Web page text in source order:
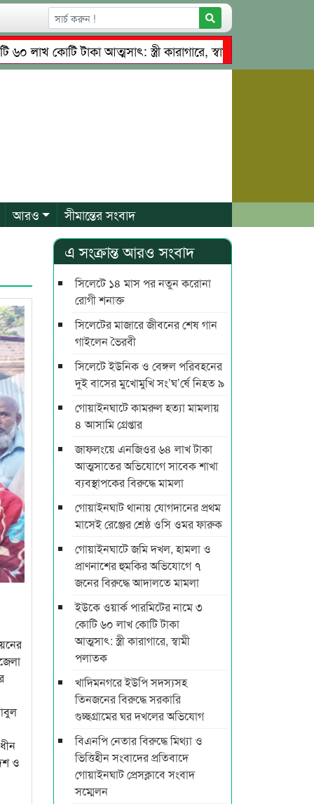
টাকা আত্মসাৎ: স্ত্রী কারাগারে, স্বামী পলাতক
চাঁদাবাজি ও শ্রমিকদের মারধর
নগরীতে কোটি টাকার
আরও সীমান্তের সংবাদ
ও
এ সংক্রান্ত আরও সংবাদ
সিলেটে ১৪ মাস পর নতুন করোনা
রোগী শনাক্ত
সিলেটের মাজারে জীবনের শেষ গান
গাইলেন ভৈরবী
সিলেটে ইউনিক ও বেঙ্গল পরিবহনের
দুই বাসের মুখোমুখি সং’ঘ’র্ষে নিহত ৯
গোয়াইনঘাটে কামরুল হত্যা মামলায়
৪ আসামি গ্রেপ্তার
জাফলংয়ে এনজিওর ৬৪ লাখ টাকা
আত্মসাতের অভিযোগে সাবেক শাখা
ব্যবস্থাপকের বিরুদ্ধে মামলা
গোয়াইনঘাট থানায় যোগদানের প্রথম
মাসেই রেঞ্জের শ্রেষ্ঠ ওসি ওমর ফারুক
গোয়াইনঘাটে জমি দখল, হামলা ও
প্রাণনাশের হুমকির অভিযোগে ৭
জনের বিরুদ্ধে আদালতে মামলা
ইউকে ওয়ার্ক পারমিটের নামে ৩
কোটি ৬০ লাখ কোটি টাকা
আত্মসাৎ: স্ত্রী কারাগারে, স্বামী
পলাতক
খাদিমনগরে ইউপি সদস্যসহ
তিনজনের বিরুদ্ধে সরকারি
গুচ্ছগ্রামের ঘর দখলের অভিযোগ
বিএনপি নেতার বিরুদ্ধে মিথ্যা ও
ভিত্তিহীন সংবাদের প্রতিবাদে
গোয়াইনঘাট প্রেসক্লাবে সংবাদ
সম্মেলন